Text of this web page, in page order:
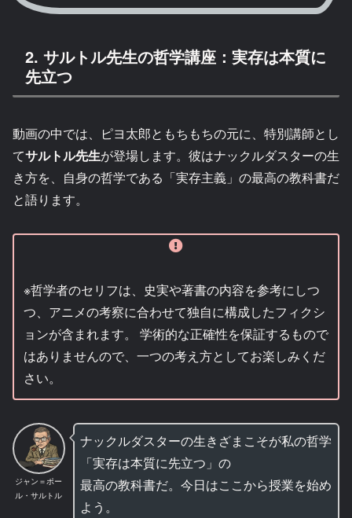
2. サルトル先生の哲学講座：実存は本質に
先立つ
動画の中では、ピヨ太郎ともちもちの元に、特別講師とし
てサルトル先生が登場します。彼はナックルダスターの生
き方を、自身の哲学である「実存主義」の最高の教科書だ
と語ります。
※哲学者のセリフは、史実や著書の内容を参考にしつ
つ、アニメの考察に合わせて独自に構成したフィクシ
ョンが含まれます。 学術的な正確性を保証するもので
はありませんので、一つの考え方としてお楽しみくだ
さい。
ジャン＝ポー
ル・サルトル
ナックルダスターの生きざまこそが私の哲学
「実存は本質に先立つ」の
最高の教科書だ。今日はここから授業を始め
よう。